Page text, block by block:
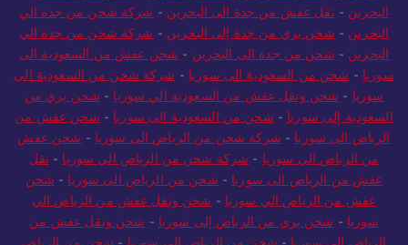
البحرين - نقل عفش من جدة الى البحرين - شركة شحن من جدة الي
البحرين - شحن بري من جدة إلى البحرين - شركة شحن من جدة الي
البحرين - شحن من جدة الى البحرين - شحن عفش من السعودية الى
سوريا - شحن من السعودية الى سوريا - شركة شحن من السعودية الى
سوريا - شحن ونقل عفش من السعودية الي سوريا - شحن بري من
السعودية إلى سوريا - شحن من السعودية الى سوريا - شحن عفش من
الرياض الى سوريا - شركة شحن من الرياض الى سوريا - شحن عفش
من الرياض الي سوريا - شركة شحن من الرياض الي سوريا - نقل
عفش من الرياض الى سوريا - شحن من الرياض الى سوريا - شحن
عفش من الرياض الي سوريا - شحن ونقل عفش من الرياض الي
سوريا - شحن بري من الرياض إلى سوريا - شحن ونقل عفش من